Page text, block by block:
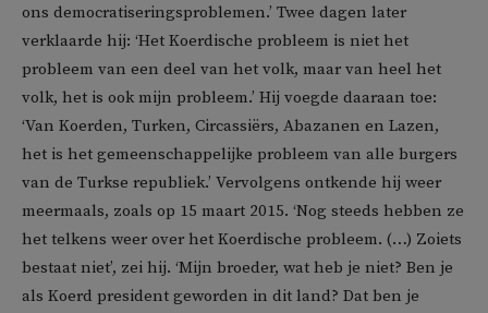
ons democratiseringsproblemen.’ Twee dagen later
verklaarde hij: ‘Het Koerdische probleem is niet het
probleem van een deel van het volk, maar van heel het
volk, het is ook mijn probleem.’ Hij voegde daaraan toe:
‘Van Koerden, Turken, Circassiërs, Abazanen en Lazen,
het is het gemeenschappelijke probleem van alle burgers
van de Turkse republiek.’ Vervolgens ontkende hij weer
meermaals, zoals op 15 maart 2015. ‘Nog steeds hebben ze
het telkens weer over het Koerdische probleem. (…) Zoiets
bestaat niet’, zei hij. ‘Mijn broeder, wat heb je niet? Ben je
als Koerd president geworden in dit land? Dat ben je